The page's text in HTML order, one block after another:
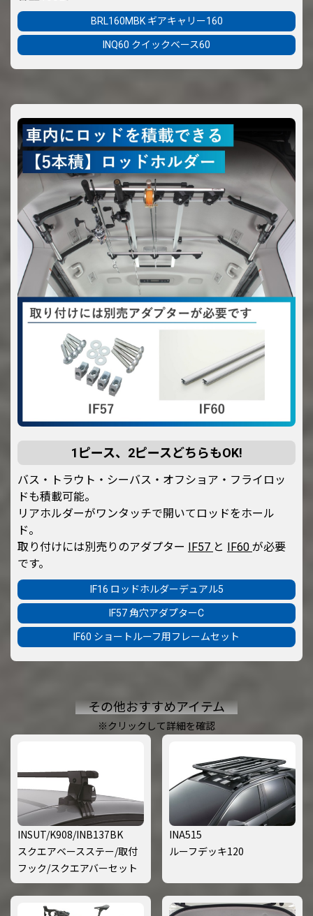
BRL160MBK ギアキャリー160
INQ60 クイックベース60
1ピース、2ピースどちらもOK!
バス・トラウト・シーバス・オフショア・フライロッ
ドも積載可能。
リアホルダーがワンタッチで開いてロッドをホール
ド。
取り付けには別売りのアダプター
IF57 と IF60 が必要
です。
IF16 ロッドホルダーデュアル5
IF57 角穴アダプターC
IF60 ショートルーフ用フレームセット
その他おすすめアイテム
※クリックして詳細を確認
INSUT/K908/INB137BK
スクエアベースステー/取付
フック/スクエアバーセット
INA515
ルーフデッキ120